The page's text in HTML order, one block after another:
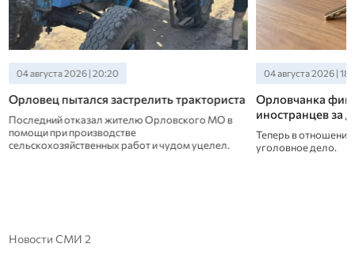
04 августа 2026 | 18:20
Орловчанка фиктивно ставила на учет
иностранцев за деньги
Теперь в отношении подозреваемой возбуждено
уголовное дело.
04 августа 2026 |
В Орле
мошенничества
регионов
Следователи УМВД
Новости СМИ 2